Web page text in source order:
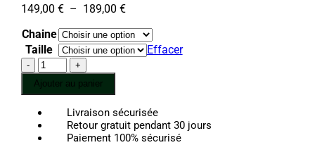
149,00 € – 189,00 €Plage
prix :
149,00 €
à
Chaine
Taille
Effacer
quantité
de
Collier
Jade
Noir
Ajouter au panier
Livraison sécurisée
Retour gratuit pendant 30 jours
Paiement 100% sécurisé